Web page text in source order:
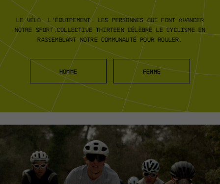
Le vélo. L’équipement. Les personnes qui font avancer
notre sport.Collective Thirteen célèbre le cyclisme en
rassemblant notre communauté pour rouler.
HOMME FEMME